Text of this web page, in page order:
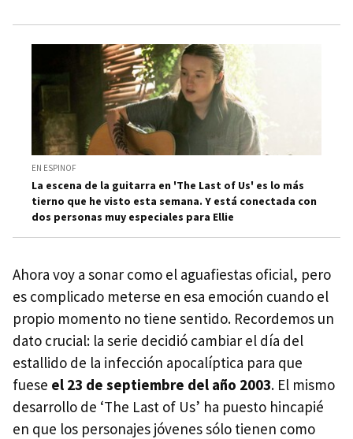
EN ESPINOF
La escena de la guitarra en 'The Last of Us' es lo más
tierno que he visto esta semana. Y está conectada con
dos personas muy especiales para Ellie
Ahora voy a sonar como el aguafiestas oficial, pero
es complicado meterse en esa emoción cuando el
propio momento no tiene sentido. Recordemos un
dato crucial: la serie decidió cambiar el día del
estallido de la infección apocalíptica para que
fuese el 23 de septiembre del año 2003. El mismo
desarrollo de ‘The Last of Us’ ha puesto hincapié
en que los personajes jóvenes sólo tienen como